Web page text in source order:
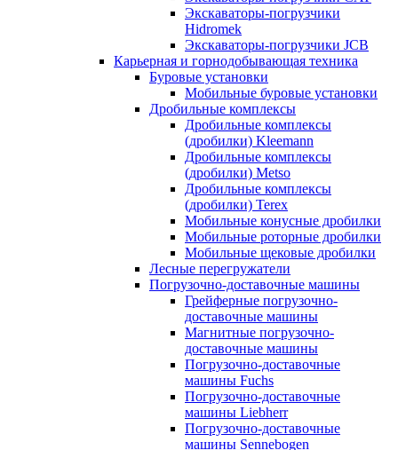
Экскаваторы-погрузчики
Hidromek
Экскаваторы-погрузчики JCB
Карьерная и горнодобывающая техника
Буровые установки
Мобильные буровые установки
Дробильные комплексы
Дробильные комплексы
(дробилки) Kleemann
Дробильные комплексы
(дробилки) Metso
Дробильные комплексы
(дробилки) Terex
Мобильные конусные дробилки
Мобильные роторные дробилки
Мобильные щековые дробилки
Лесные перегружатели
Погрузочно-доставочные машины
Грейферные погрузочно-
доставочные машины
Магнитные погрузочно-
доставочные машины
Погрузочно-доставочные
машины Fuchs
Погрузочно-доставочные
машины Liebherr
Погрузочно-доставочные
машины Sennebogen